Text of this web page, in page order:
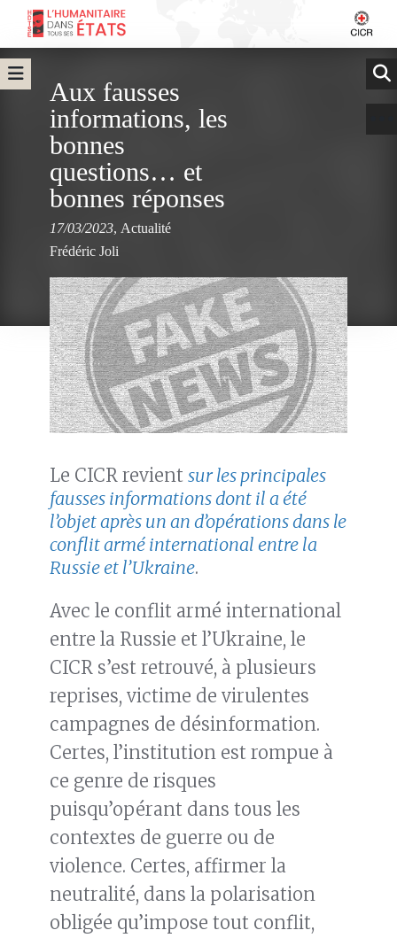
Aux fausses
informations, les
bonnes
questions… et
bonnes réponses
17/03/2023, Actualité
Frédéric Joli
Le CICR revient sur les principales
fausses informations dont il a été
l’objet après un an d’opérations dans le
conflit armé international entre la
Russie et l’Ukraine.
Avec le conflit armé international
entre la Russie et l’Ukraine, le
CICR s’est retrouvé, à plusieurs
reprises, victime de virulentes
campagnes de désinformation.
Certes, l’institution est rompue à
ce genre de risques
puisqu’opérant dans tous les
contextes de guerre ou de
violence. Certes, affirmer la
neutralité, dans la polarisation
obligée qu’impose tout conflit,